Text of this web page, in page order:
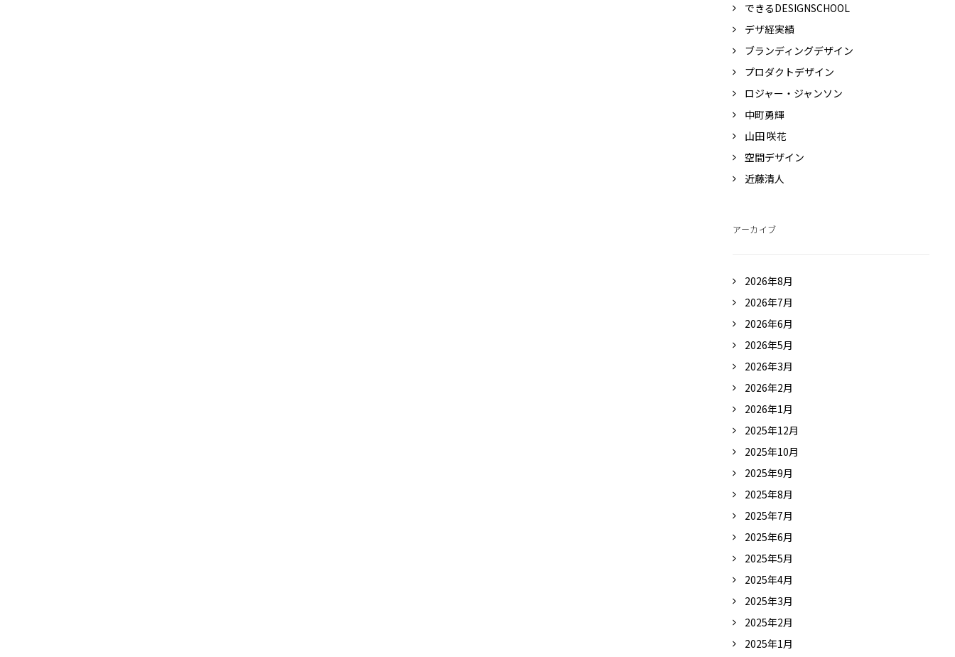
できるDESIGNSCHOOL
デザ経実績
ブランディングデザイン
プロダクトデザイン
ロジャー・ジャンソン
中町勇輝
山田 咲花
空間デザイン
近藤清人
アーカイブ
2026年8月
2026年7月
2026年6月
2026年5月
2026年3月
2026年2月
2026年1月
2025年12月
2025年10月
2025年9月
2025年8月
2025年7月
2025年6月
2025年5月
2025年4月
2025年3月
2025年2月
2025年1月